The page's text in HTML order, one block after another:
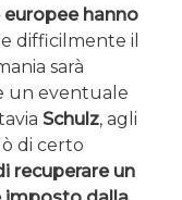
europee hanno
e difficilmente il
sarà
un eventuale
Schulz, agli
di certo
recuperare un